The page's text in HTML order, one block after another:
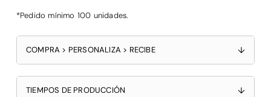
*Pedido mínimo 100 unidades.
COMPRA > PERSONALIZA > RECIBE ↓
TIEMPOS DE PRODUCCIÓN ↓